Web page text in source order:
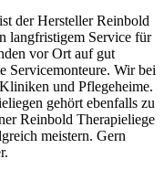
der Hersteller Reinbold
langfristigem Service für
vor Ort auf gut
Servicemonteure. Wir bei
und Pflegeheime.
gehört ebenfalls zu
Reinbold Therapieliege
meistern. Gern